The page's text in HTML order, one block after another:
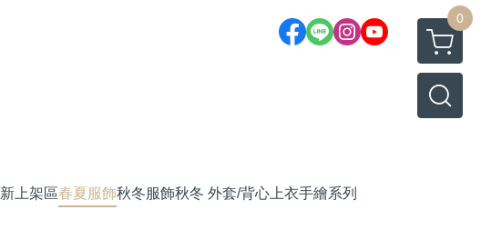
0
新上架區春夏服飾秋冬服飾秋冬 外套/背心上衣手繪系列